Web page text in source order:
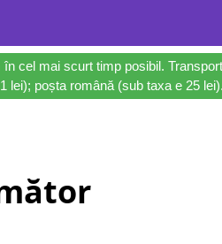
cel mai scurt timp posibil.
lei); poșta română (sub taxa e 25